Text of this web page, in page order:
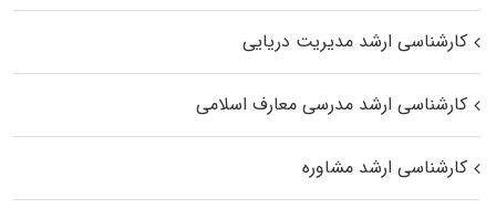
کارشناسی ارشد مدیریت دریایی
کارشناسی ارشد مدرسی معارف اسلامی
کارشناسی ارشد مشاوره